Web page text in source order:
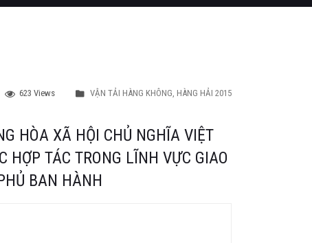
623 Views VẬN TẢI HÀNG KHÔNG, HÀNG HẢI 2015
HÒA XÃ HỘI CHỦ NGHĨA VIỆT
TÁC TRONG LĨNH VỰC GIAO
BAN HÀNH